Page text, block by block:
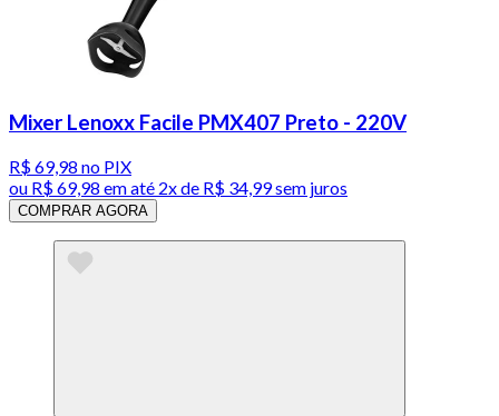
Mixer Lenoxx Facile PMX407 Preto - 220V
R$ 69,98 no PIX
ou R$ 69,98 em até 2x de R$ 34,99 sem juros
COMPRAR AGORA